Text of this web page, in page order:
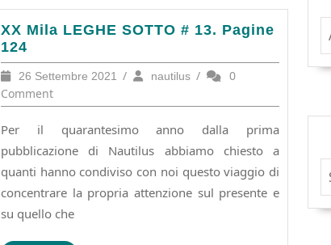
XX Mila LEGHE SOTTO # 13. Pagine
124
XX
Mila
LEGHE
SOTTO
#
Pagine
124
26 Settembre 2021 26
2021
/ nautilusnautilus
/
0
Comment
Per il quarantesimo anno dalla prima
pubblicazione di Nautilus abbiamo chiesto a
quanti hanno condiviso con noi questo viaggio di
concentrare la propria attenzione sul presente e
su quello che